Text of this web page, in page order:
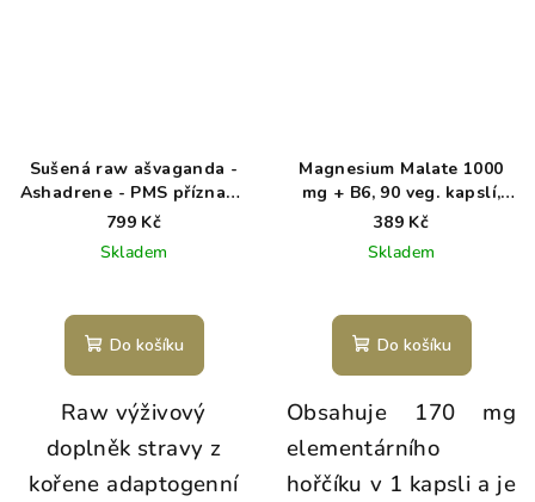
Sušená raw ašvaganda -
Ashadrene - PMS příznaky,
energie, hormonální
799 Kč
Skladem
Do košíku
Raw výživový
doplněk stravy z
kořene adaptogenní
Magnesium Malate 1000
mg + B6, 90 veg. kapslí,
(elem. hořčík 170 mg)
389 Kč
Skladem
hodnocení
produktu
hvězdiček.
Do košíku
Obsahuje 170 mg
elementárního
hořčíku v 1 kapsli a je